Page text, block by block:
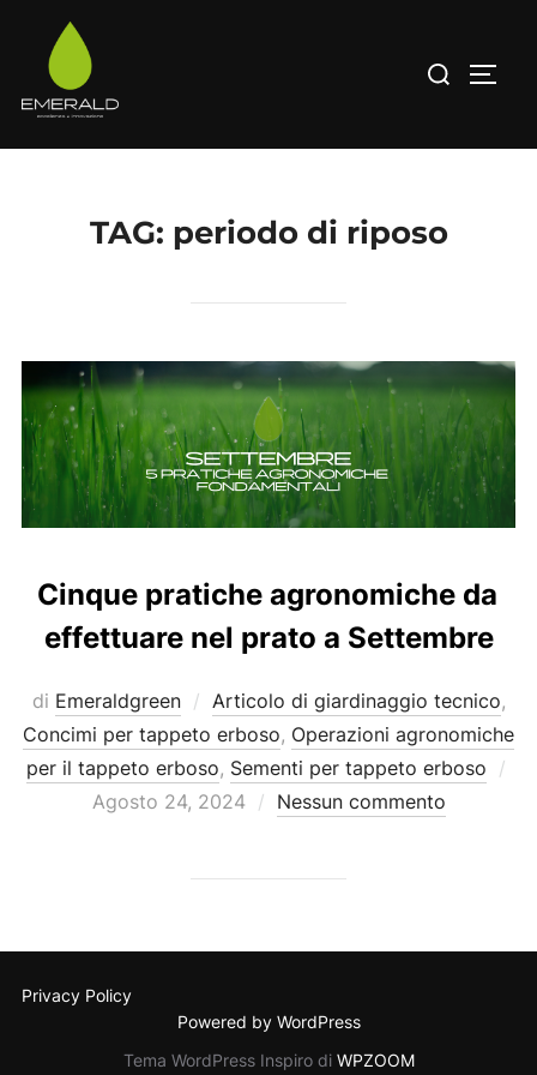
contenuto
Cerca
TAG: periodo di riposo
Cinque pratiche agronomiche da
effettuare nel prato a Settembre
di Emeraldgreen Articolo di giardinaggio tecnico,
Concimi per tappeto erboso, Operazioni agronomiche
per il tappeto erboso, Sementi per tappeto erboso
Agosto 24, 2024 Nessun commento
Privacy Policy
Powered by WordPress
Tema WordPress Inspiro di WPZOOM